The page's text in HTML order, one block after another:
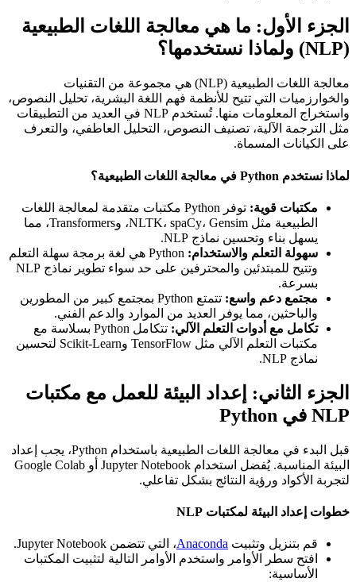
الجزء الأول: ما هي معالجة اللغات الطبيعية
(NLP) ولماذا نستخدمها؟
معالجة اللغات الطبيعية (NLP) هي مجموعة من التقنيات
والخوارزميات التي تتيح للأنظمة فهم اللغة البشرية، تحليل النصوص،
واستخراج المعلومات منها. تُستخدم NLP في العديد من التطبيقات
مثل الترجمة الآلية، تصنيف النصوص، التحليل العاطفي، والتعرف
على الكيانات المسماة.
لماذا نستخدم Python في معالجة اللغات الطبيعية؟
مكتبات قوية:
توفر Python مكتبات متقدمة لمعالجة اللغات
الطبيعية مثل NLTK، spaCy، Gensim، وTransformers، مما
يسهل بناء وتحسين نماذج NLP.
سهولة التعلم والاستخدام:
Python هي لغة برمجة سهلة التعلم
وتتيح للمبتدئين والمحترفين على حد سواء تطوير نماذج NLP
بسرعة.
مجتمع دعم واسع:
تتمتع Python بمجتمع كبير من المطورين
والباحثين، مما يوفر العديد من الموارد والدعم الفني.
تكامل مع أدوات التعلم الآلي:
تتكامل Python بسلاسة مع
مكتبات التعلم الآلي مثل TensorFlow وScikit-Learn لتحسين
نماذج NLP.
الجزء الثاني: إعداد البيئة للعمل مع مكتبات
NLP في Python
قبل البدء في معالجة اللغات الطبيعية باستخدام Python، يجب إعداد
البيئة المناسبة. يُفضل استخدام Jupyter Notebook أو Google Colab
لتجربة الأكواد ورؤية النتائج بشكل تفاعلي.
خطوات إعداد البيئة لمكتبات NLP
قم بتنزيل وتثبيت Anaconda، التي تتضمن Jupyter Notebook.
افتح سطر الأوامر واستخدم الأوامر التالية لتثبيت المكتبات
الأساسية: